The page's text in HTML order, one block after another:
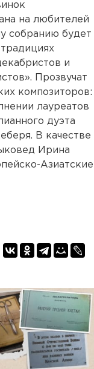
на любителей
собранию будет
и
Прозвучат
композиторов:
лауреатов
дуэта
В качестве
Ирина
Азиатские